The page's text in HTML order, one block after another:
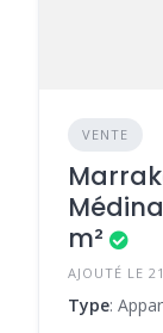
VENTE
m²
AJOUTÉ LE
Type: